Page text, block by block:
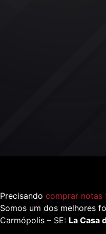
Precisando comprar notas
Somos um dos melhores
Carmópolis – SE: La Casa